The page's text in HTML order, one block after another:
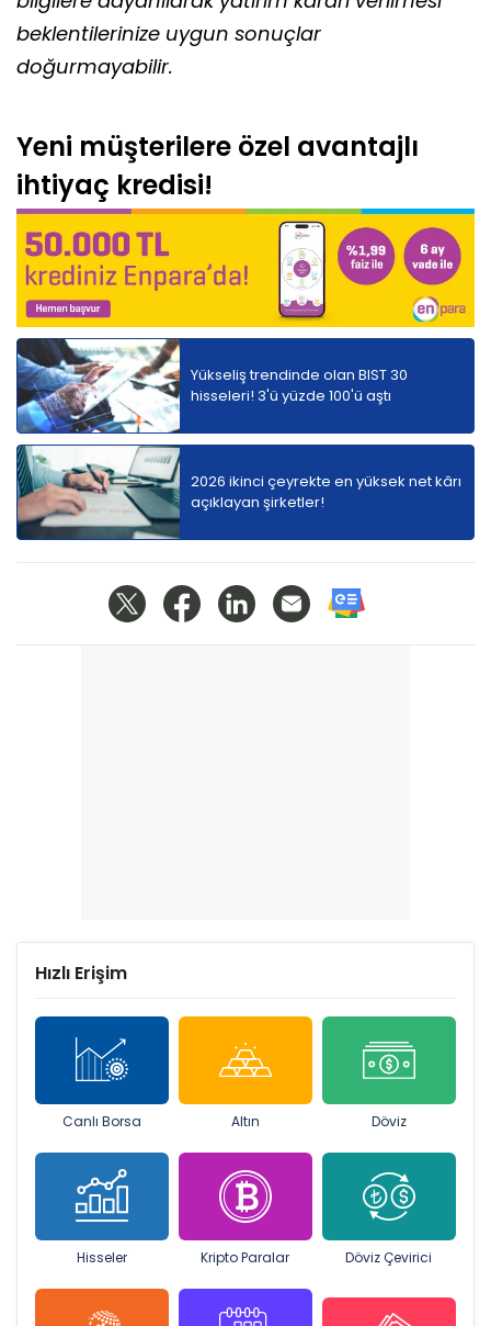
beklentilerinize uygun sonuçlar
doğurmayabilir.
Yeni müşterilere özel avantajlı
ihtiyaç kredisi!
Yükseliş trendinde olan BIST 30
hisseleri! 3'ü yüzde 100'ü aştı
2026 ikinci çeyrekte en yüksek net kârı
açıklayan şirketler!
Hızlı Erişim
Canlı Borsa Altın Döviz
Hisseler Kripto Paralar Döviz Çevirici